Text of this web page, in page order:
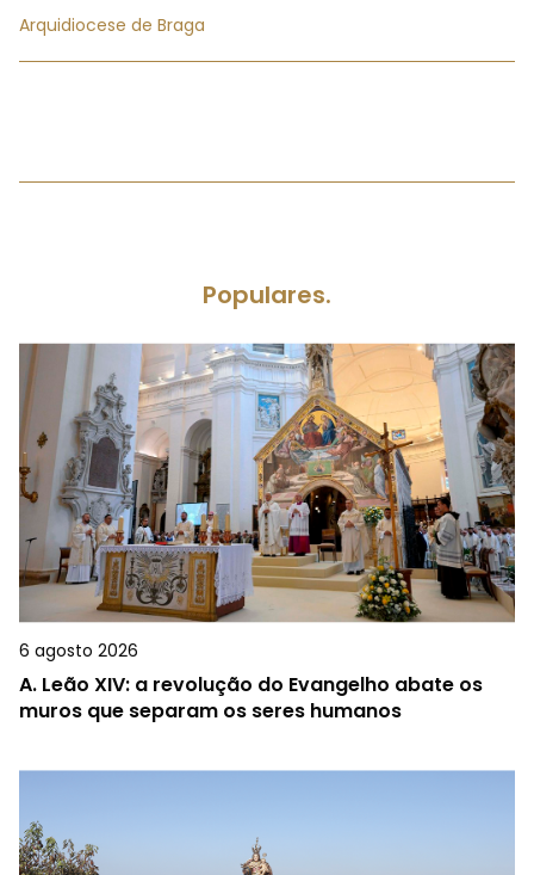
Arquidiocese de Braga
Populares.
6 agosto 2026
A. Leão XIV: a revolução do Evangelho abate os
muros que separam os seres humanos